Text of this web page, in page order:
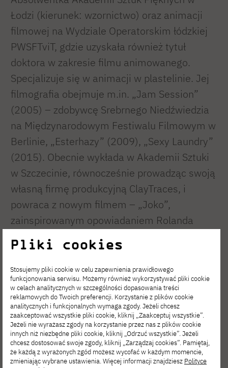
Łodzi (kierunek: wzornictwo) oraz animacji
filmowej na Wydziale Operatorskim łódzkiej
PWSFTviT, gdzie uzyskała również tytuł
doktora w zakresie filmu animowanego.
Specjalizuje się w animacji w plastelinie. Jej
filmografia obejmuje m.in. „Jam Session”
(2005) – zdobywcę Srebrnego Niedźwiedzia
na Międzynarodowym Festiwalu Filmowym w
Berlinie, „Esterhazy” (2009), „Sexy Laundry”
(2015). Obecnie wykłada w Akademii Sztuki
w Szczecinie, równocześnie prowadząc swoją
własną firmę produkcyjną ClayTraces, i
powraca z nowym filmem – „Joko”,
zainspirowanym opowiadaniem Rolanda
Topora.racy z MML Studio.
Pliki cookies
Stosujemy pliki cookie w celu zapewnienia prawidłowego
funkcjonowania serwisu. Możemy również wykorzystywać pliki cookie
w celach analitycznych w szczególności dopasowania treści
reklamowych do Twoich preferencji. Korzystanie z plików cookie
analitycznych i funkcjonalnych wymaga zgody. Jeżeli chcesz
zaakceptować wszystkie pliki cookie, kliknij „Zaakceptuj wszystkie”.
Jeżeli nie wyrażasz zgody na korzystanie przez nas z plików cookie
innych niż niezbędne pliki cookie, kliknij „Odrzuć wszystkie”. Jeżeli
chcesz dostosować swoje zgody, kliknij „Zarządzaj cookies”. Pamiętaj,
że każdą z wyrażonych zgód możesz wycofać w każdym momencie,
zmieniając wybrane ustawienia. Więcej informacji znajdziesz Polityce